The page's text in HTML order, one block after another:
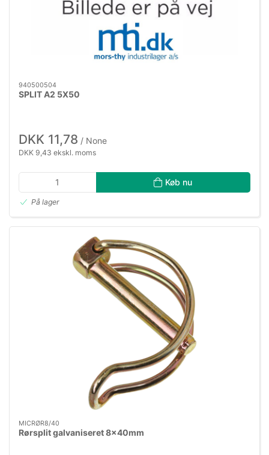
940500504
SPLIT A2 5X50
DKK 11,78 / None
DKK 9,43 ekskl. moms
Køb nu
På lager
MICRØR8/40
Rørsplit galvaniseret 8×40mm